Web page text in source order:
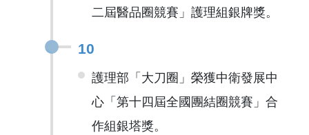
二屆醫品圈競賽」護理組銀牌獎。
10
護理部「大刀圈」榮獲中衛發展中
心「第十四屆全國團結圈競賽」合
作組銀塔獎。